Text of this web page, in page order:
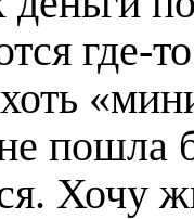
где-
пошла
Хочу